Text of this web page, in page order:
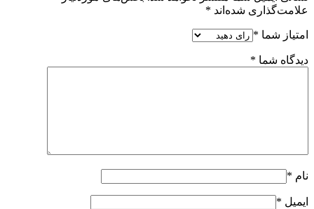
علامت‌گذاری شده‌اند *
امتیاز شما *
دیدگاه شما *
نام *
ایمیل *